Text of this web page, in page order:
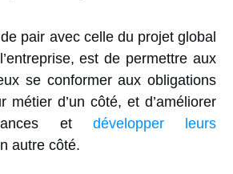
pair avec celle du projet global
est de permettre aux
se conformer aux obligations
métier d’un côté, et d’améliorer
et développer leurs
autre côté.